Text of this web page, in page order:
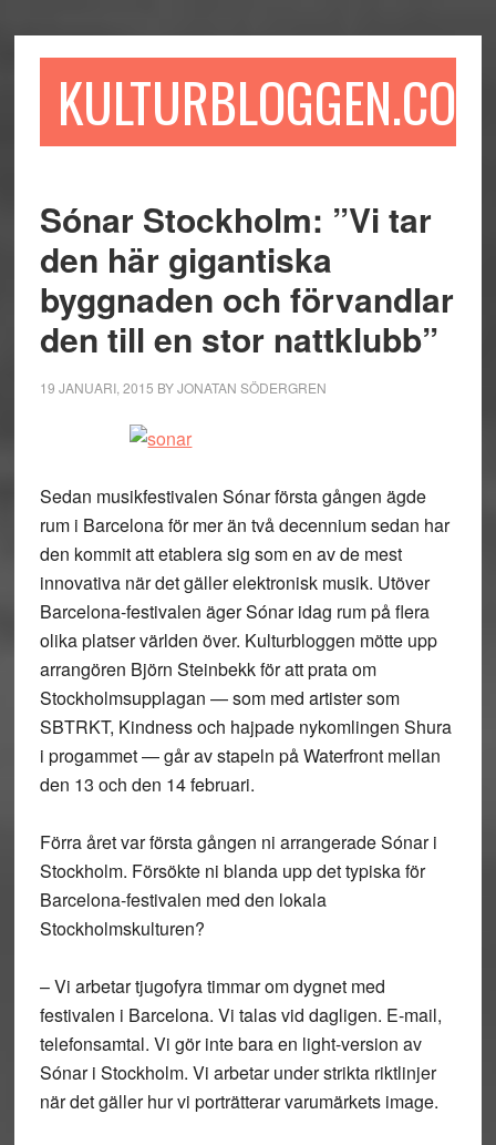
till
till
sidofältet
till
KULTURBLOGGEN.COM
Sónar Stockholm: ”Vi tar
den här gigantiska
byggnaden och förvandlar
den till en stor nattklubb”
19 JANUARI, 2015 BYJONATAN SÖDERGREN
Sedan musikfestivalen Sónar första gången ägde
rum i Barcelona för mer än två decennium sedan har
den kommit att etablera sig som en av de mest
innovativa när det gäller elektronisk musik. Utöver
Barcelona-festivalen äger Sónar idag rum på flera
olika platser världen över. Kulturbloggen mötte upp
arrangören Björn Steinbekk för att prata om
Stockholmsupplagan — som med artister som
SBTRKT, Kindness och hajpade nykomlingen Shura
i progammet — går av stapeln på Waterfront mellan
den 13 och den 14 februari.
Förra året var första gången ni arrangerade Sónar i
Stockholm. Försökte ni blanda upp det typiska för
Barcelona-festivalen med den lokala
Stockholmskulturen?
– Vi arbetar tjugofyra timmar om dygnet med
festivalen i Barcelona. Vi talas vid dagligen. E-mail,
telefonsamtal. Vi gör inte bara en light-version av
Sónar i Stockholm. Vi arbetar under strikta riktlinjer
när det gäller hur vi porträtterar varumärkets image.